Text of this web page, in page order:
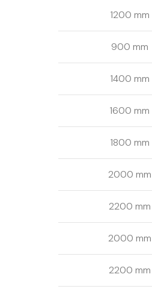
1200 mm
900 mm
1400 mm
1600 mm
1800 mm
2000 mm
2200 mm
2000 mm
2200 mm